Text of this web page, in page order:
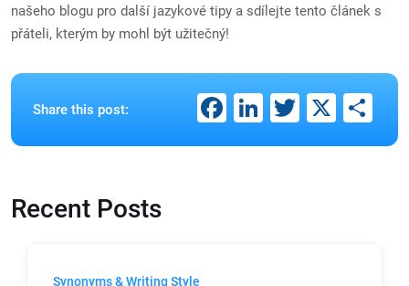
našeho blogu pro další jazykové tipy a sdílejte tento článek s
přáteli, kterým by mohl být užitečný!
Share this post: Facebook
LinkedIn
Twitter
X
Recent Posts
Synonyms & Writing Style